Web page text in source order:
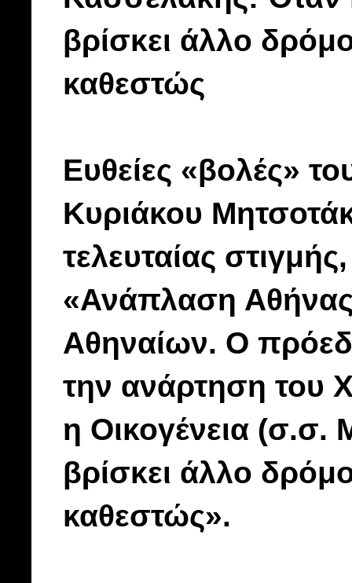
βρίσκει άλλο
καθεστώς
Ευθείες «βολές»
Κυριάκου
τελευταίας
«Ανάπλαση
Αθηναίων. Ο
την ανάρτηση του
η Οικογένεια (σ.σ.
βρίσκει άλλο
καθεστώς».